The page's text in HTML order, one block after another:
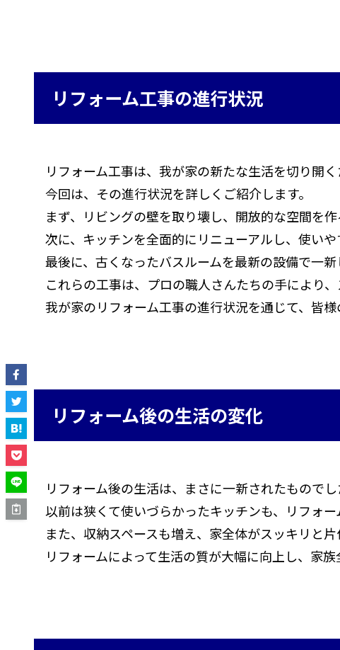
リフォーム工事の進行状況
リフォーム工事は、我が家の新たな生活を切り開く
今回は、その進行状況を詳しくご紹介します。
まず、リビングの壁を取り壊し、開放的な空間を作
次に、キッチンを全面的にリニューアルし、使い
最後に、古くなったバスルームを最新の設備で一
これらの工事は、プロの職人さんたちの手により、
我が家のリフォーム工事の進行状況を通じて、皆
リフォーム後の生活の変化
リフォーム後の生活は、まさに一新されたものでし
以前は狭くて使いづらかったキッチンも、リフォ
また、収納スペースも増え、家全体がスッキリと
リフォームによって生活の質が大幅に向上し、家